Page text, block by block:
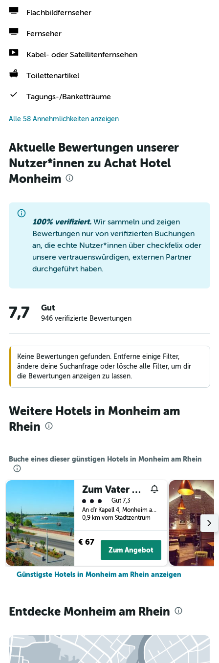
Flachbildfernseher
Fernseher
Kabel- oder Satellitenfernsehen
Toilettenartikel
Tagungs-/Banketträume
Alle 58 Annehmlichkeiten anzeigen
Aktuelle Bewertungen unserer
Nutzer*innen zu Achat Hotel
Monheim
100% verifiziert. Wir sammeln und zeigen
Bewertungen nur von verifizierten Buchungen
an, die echte Nutzer*innen über checkfelix oder
unsere vertrauenswürdigen, externen Partner
durchgeführt haben.
7,7 Gut
946 verifizierte Bewertungen
Keine Bewertungen gefunden. Entferne einige Filter,
ändere deine Suchanfrage oder lösche alle Filter, um dir
die Bewertungen anzeigen zu lassen.
Weitere Hotels in Monheim am
Rhein
Buche eines dieser günstigen Hotels in Monheim am Rhein
Zum Vater Rhein
Bewertungskategorie 3
Gut 7,3
An d'r Kapell 4, Monheim am Rhein, Nordrhein-Westfalen, Deutschland
0,9 km vom Stadtzentrum
€ 67
Zum Angebot
Günstigste Hotels in Monheim am Rhein anzeigen
Entdecke Monheim am Rhein